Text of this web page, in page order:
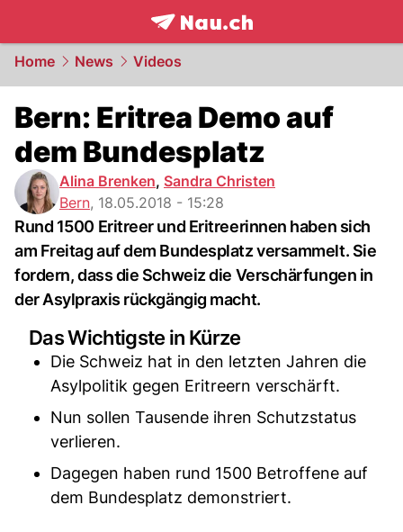
frontpage.NAU.ch
Home News Videos
Bern: Eritrea Demo auf
dem Bundesplatz
Alina Brenken, Sandra Christen
Bern, 18.05.2018 - 15:28
Rund 1500 Eritreer und Eritreerinnen haben sich
am Freitag auf dem Bundesplatz versammelt. Sie
fordern, dass die Schweiz die Verschärfungen in
der Asylpraxis rückgängig macht.
Das Wichtigste in Kürze
Die Schweiz hat in den letzten Jahren die
Asylpolitik gegen Eritreern verschärft.
Nun sollen Tausende ihren Schutzstatus
verlieren.
Dagegen haben rund 1500 Betroffene auf
dem Bundesplatz demonstriert.